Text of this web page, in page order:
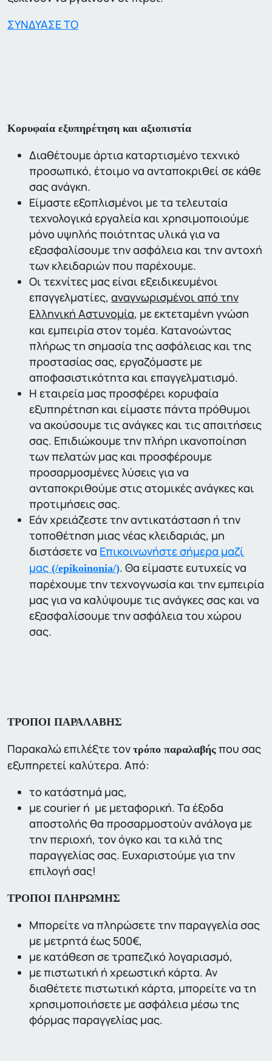
ΣΥΝΔΥΑΣΕ ΤΟ
Κορυφαία εξυπηρέτηση και αξιοπιστία
Διαθέτουμε άρτια καταρτισμένο τεχνικό
προσωπικό, έτοιμο να ανταποκριθεί σε κάθε
σας ανάγκη.
Είμαστε εξοπλισμένοι με τα τελευταία
τεχνολογικά εργαλεία και χρησιμοποιούμε
μόνο υψηλής ποιότητας υλικά για να
εξασφαλίσουμε την ασφάλεια και την αντοχή
των κλειδαριών που παρέχουμε.
Οι τεχνίτες μας είναι εξειδικευμένοι
επαγγελματίες, αναγνωρισμένοι από την
Ελληνική Αστυνομία, με εκτεταμένη γνώση
και εμπειρία στον τομέα. Κατανοώντας
πλήρως τη σημασία της ασφάλειας και της
προστασίας σας, εργαζόμαστε με
αποφασιστικότητα και επαγγελματισμό.
Η εταιρεία μας προσφέρει κορυφαία
εξυπηρέτηση και είμαστε πάντα πρόθυμοι
να ακούσουμε τις ανάγκες και τις απαιτήσεις
σας. Επιδιώκουμε την πλήρη ικανοποίηση
των πελατών μας και προσφέρουμε
προσαρμοσμένες λύσεις για να
ανταποκριθούμε στις ατομικές ανάγκες και
προτιμήσεις σας.
Εάν χρειάζεστε την αντικατάσταση ή την
τοποθέτηση μιας νέας κλειδαριάς, μη
διστάσετε να Επικοινωνήστε σήμερα μαζί
μας (/epikoinonia/). Θα είμαστε ευτυχείς να
παρέχουμε την τεχνογνωσία και την εμπειρία
μας για να καλύψουμε τις ανάγκες σας και να
εξασφαλίσουμε την ασφάλεια του χώρου
σας.
ΤΡΟΠΟΙ ΠΑΡΑΛΑΒΗΣ
Παρακαλώ επιλέξτε τον τρόπο παραλαβής που σας
εξυπηρετεί καλύτερα. Από:
το κατάστημά μας,
με courier ή με μεταφορική. Τα έξοδα
αποστολής θα προσαρμοστούν ανάλογα με
την περιοχή, τον όγκο και τα κιλά της
παραγγελίας σας. Ευχαριστούμε για την
επιλογή σας!
ΤΡΟΠΟΙ ΠΛΗΡΩΜΗΣ
Μπορείτε να πληρώσετε την παραγγελία σας
με μετρητά έως 500€,
με κατάθεση σε τραπεζικό λογαριασμό,
με πιστωτική ή χρεωστική κάρτα. Αν
διαθέτετε πιστωτική κάρτα, μπορείτε να τη
χρησιμοποιήσετε με ασφάλεια μέσω της
φόρμας παραγγελίας μας.